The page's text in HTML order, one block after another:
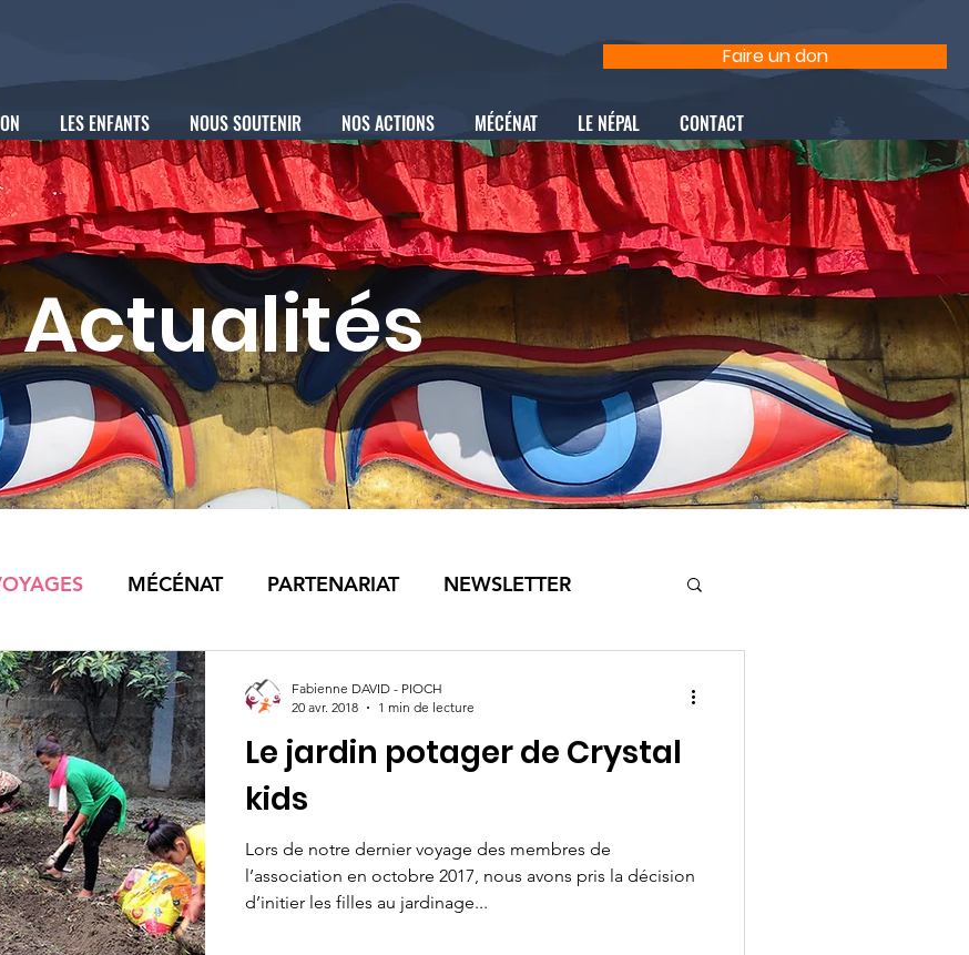
Faire un don
LES ENFANTS NOUS SOUTENIR NOS ACTIONS MÉCÉNAT LE NÉPAL CONTACT
Actualités
MÉCÉNAT PARTENARIAT NEWSLETTER
Le jardin potager de Crystal
kids
Lors de notre dernier voyage des membres de
l’association en octobre 2017, nous avons pris la décision
d’initier les filles au jardinage...
Fabienne DAVID - PIOCH
20 avr. 2018
1 min de lecture